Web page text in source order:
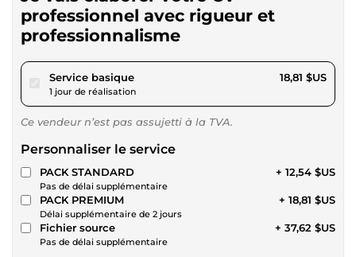
professionnel avec rigueur et
professionnalisme
Service basiquepour 17,34 $US
1 jour de réalisation
18,81 $US
Ce vendeur n’est pas assujetti à la TVA.
Personnaliser le service
PACK STANDARD
Pas de délai supplémentaire
+ 12,54 $US
PACK PREMIUM
Délai supplémentaire de 2 jours
+ 18,81 $US
Fichier source
Pas de délai supplémentaire
+ 37,62 $US